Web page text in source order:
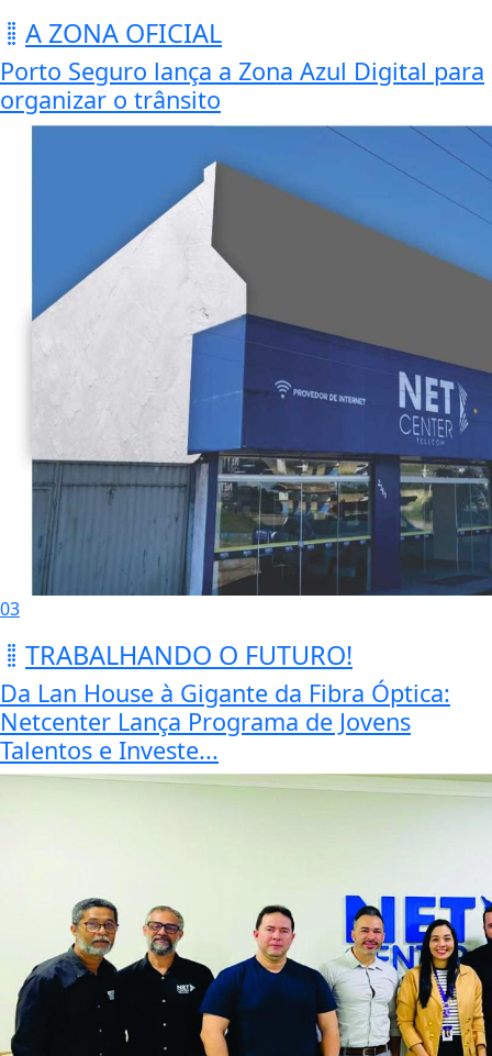
A ZONA OFICIAL
Porto Seguro lança a Zona Azul Digital para
organizar o trânsito
03
TRABALHANDO O FUTURO!
Da Lan House à Gigante da Fibra Óptica:
Netcenter Lança Programa de Jovens
Talentos e Investe...